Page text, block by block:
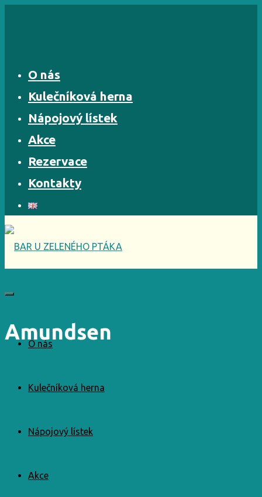
O nás
Kulečníková herna
Nápojový lístek
Akce
Rezervace
Kontakty
O nás
Kulečníková herna
Nápojový lístek
Akce
Amundsen